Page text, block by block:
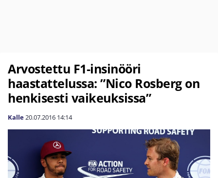
Arvostettu F1-insinööri
haastattelussa: ”Nico Rosberg on
henkisesti vaikeuksissa”
Kalle20.07.2016 14:14